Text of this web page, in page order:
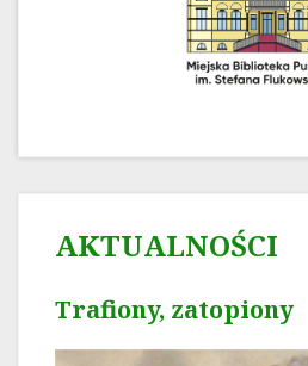
AKTUALNOŚCI
Trafiony, zatopiony